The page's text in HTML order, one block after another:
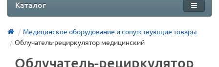
Каталог
Медицинское оборудование и сопутствующие товары
Облучатель-рециркулятор медицинский
Облучатель-рециркулятор